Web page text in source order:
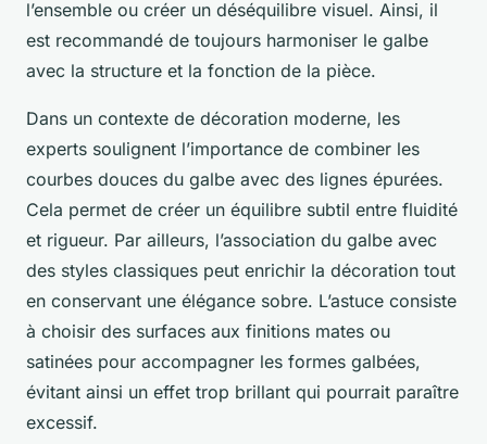
l’ensemble ou créer un déséquilibre visuel. Ainsi, il
est recommandé de toujours harmoniser le galbe
avec la structure et la fonction de la pièce.
Dans un contexte de décoration moderne, les
experts soulignent l’importance de combiner les
courbes douces du galbe avec des lignes épurées.
Cela permet de créer un équilibre subtil entre fluidité
et rigueur. Par ailleurs, l’association du galbe avec
des styles classiques peut enrichir la décoration tout
en conservant une élégance sobre. L’astuce consiste
à choisir des surfaces aux finitions mates ou
satinées pour accompagner les formes galbées,
évitant ainsi un effet trop brillant qui pourrait paraître
excessif.